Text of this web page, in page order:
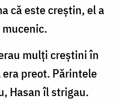
că este creștin, el a
mulți creștini în
preot. Părintele
Hasan îl strigau.